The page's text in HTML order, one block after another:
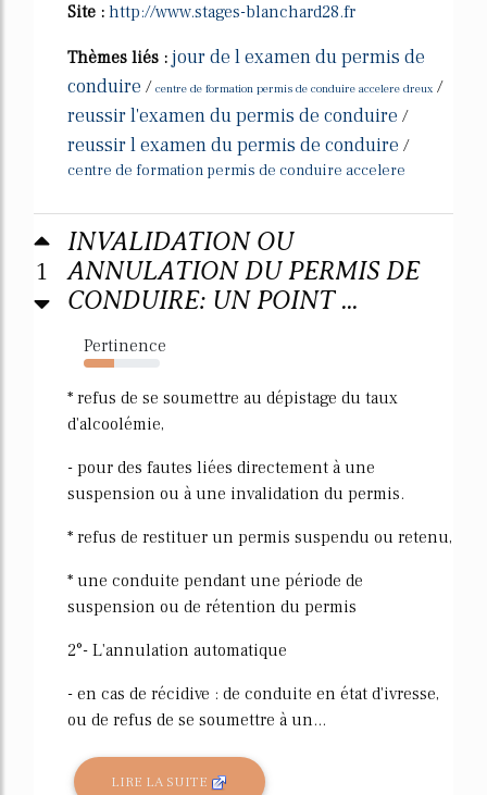
Site : http://www.stages-blanchard28.fr
Thèmes liés : jour de l examen du permis de
conduire / centre de formation permis de conduire accelere dreux /
reussir l'examen du permis de conduire /
reussir l examen du permis de conduire /
centre de formation permis de conduire accelere
1
INVALIDATION OU
ANNULATION DU PERMIS DE
CONDUIRE: UN POINT ...
Pertinence
40%
* refus de se soumettre au dépistage du taux
d'alcoolémie,
- pour des fautes liées directement à une
suspension ou à une invalidation du permis.
* refus de restituer un permis suspendu ou retenu,
* une conduite pendant une période de
suspension ou de rétention du permis
2°- L'annulation automatique
- en cas de récidive : de conduite en état d'ivresse,
ou de refus de se soumettre à un...
LIRE LA SUITE